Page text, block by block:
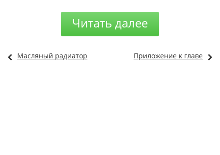
Читать далее
Масляный радиатор Приложение к главе